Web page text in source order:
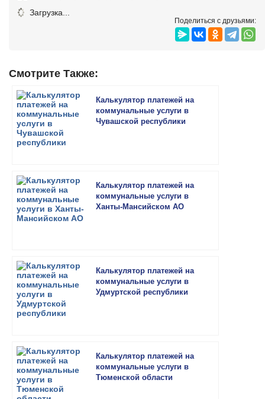
Загрузка...
Поделиться с друзьями:
Смотрите Также:
Калькулятор платежей на
коммунальные услуги в
Чувашской республики
Калькулятор платежей на
коммунальные услуги в
Ханты-Мансийском АО
Калькулятор платежей на
коммунальные услуги в
Удмуртской республики
Калькулятор платежей на
коммунальные услуги в
Тюменской области